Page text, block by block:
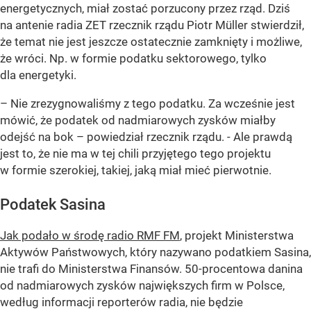
energetycznych, miał zostać porzucony przez rząd. Dziś
na antenie radia ZET rzecznik rządu Piotr Müller stwierdził,
że temat nie jest jeszcze ostatecznie zamknięty i możliwe,
że wróci. Np. w formie podatku sektorowego, tylko
dla energetyki.
– Nie zrezygnowaliśmy z tego podatku. Za wcześnie jest
mówić, że podatek od nadmiarowych zysków miałby
odejść na bok – powiedział rzecznik rządu. - Ale prawdą
jest to, że nie ma w tej chili przyjętego tego projektu
w formie szerokiej, takiej, jaką miał mieć pierwotnie.
Podatek Sasina
Jak podało w środę radio RMF FM, projekt Ministerstwa
Aktywów Państwowych, który nazywano podatkiem Sasina,
nie trafi do Ministerstwa Finansów. 50-procentowa danina
od nadmiarowych zysków największych firm w Polsce,
według informacji reporterów radia, nie będzie